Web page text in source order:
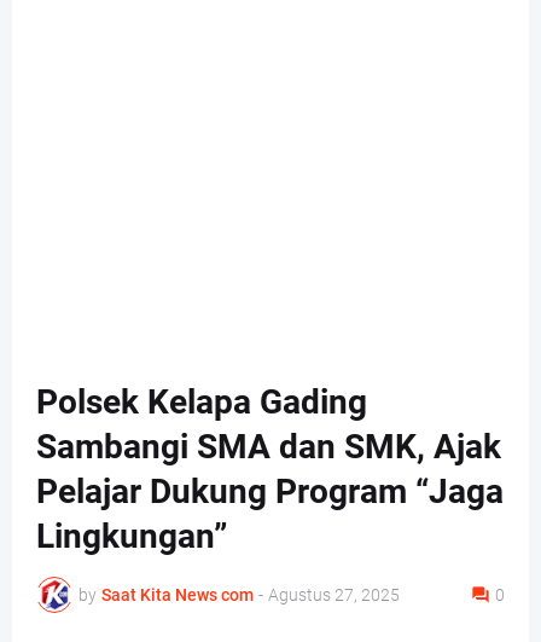
Polsek Kelapa Gading
Sambangi SMA dan SMK, Ajak
Pelajar Dukung Program “Jaga
Lingkungan”
by Saat Kita News com - Agustus 27, 2025 0